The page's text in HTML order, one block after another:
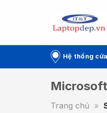
Hệ thống
Trang chủ »